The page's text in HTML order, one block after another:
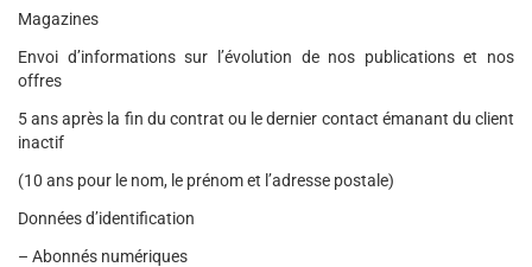
Magazines
Envoi d’informations sur l’évolution de nos publications et nos
offres
5 ans après la fin du contrat ou le dernier contact émanant du client
inactif
(10 ans pour le nom, le prénom et l’adresse postale)
Données d’identification
– Abonnés numériques